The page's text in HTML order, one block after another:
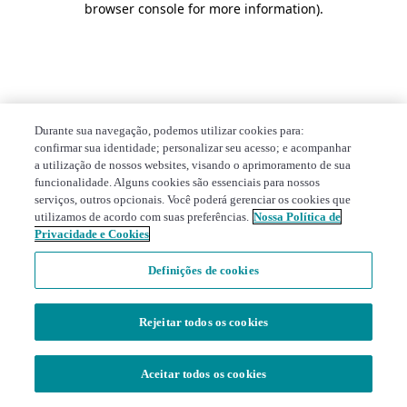
browser console for more information).
Durante sua navegação, podemos utilizar cookies para:
confirmar sua identidade; personalizar seu acesso; e acompanhar
a utilização de nossos websites, visando o aprimoramento de sua
funcionalidade. Alguns cookies são essenciais para nossos
serviços, outros opcionais. Você poderá gerenciar os cookies que
utilizamos de acordo com suas preferências. Nossa Política de
Privacidade e Cookies
Definições de cookies
Rejeitar todos os cookies
Aceitar todos os cookies